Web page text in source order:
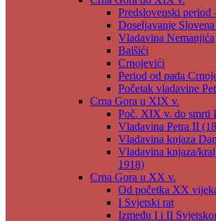
Predslovenski period
Doseljavanje
Vladavina Nemanjića
Balšići
Crnojevići
Period od pada
Početak vladavine
Crna Gora u XIX v.
Poč. XIX v. do smrti
Vladavina Petra II
Vladavina knjaza
Vladavina knjaza/
1918)
Crna Gora u XX v.
Od početka XX
I Svjetski rat
Između I i II